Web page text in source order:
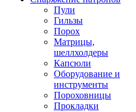
Пули
Гильзы
Порох
Матрицы,
шеллхолдеры
Капсюли
Оборудование и
инструменты
Пороховницы
Прокладки